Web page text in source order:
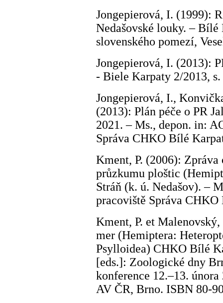
Jongepierová, I. (1999):
Nedašovské louky. – Bílé
slovenského pomezí,
Jongepierová, I. (2013):
- Biele Karpaty 2/2013, s.
Jongepierová, I.,
(2013): Plán péče o PR
2021. – Ms., depon. in:
Správa CHKO Bílé
Kment, P. (2006):
průzkumu ploštic
Stráň (k. ú. Nedašov). –
pracoviště Správa
Kment, P. et
mer (Hemiptera:
Psylloidea) CHKO Bílé
[eds.]: Zoologické dny
konference 12.–13.
AV ČR, Brno. ISBN 80-